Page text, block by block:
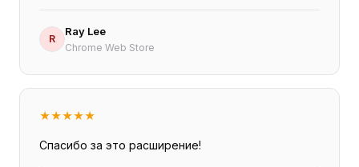
R
Ray Lee
Chrome Web Store
★★★★★
Спасибо за это расширение!